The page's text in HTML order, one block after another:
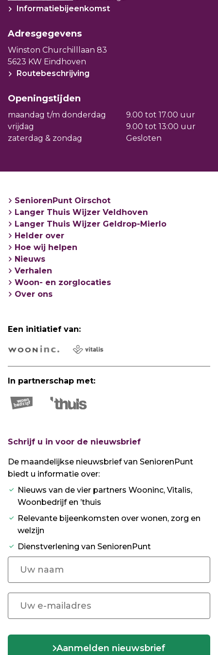
de directe omgeving.
Informatiebijeenkomst
Adresgegevens
Winston Churchilllaan 83
5623 KW Eindhoven
Routebeschrijving
Openingstijden
maandag t/m donderdag
9.00 tot 17.00 uur
vrijdag
9.00 tot 13:00 uur
zaterdag & zondag
Gesloten
SeniorenPunt Oirschot
Langer Thuis Wijzer Veldhoven
Langer Thuis Wijzer Geldrop-Mierlo
Helder over
Hoe wij helpen
Nieuws
Verhalen
Woon- en zorglocaties
Over ons
Een initiatief van:
In partnerschap met:
Schrijf u in voor de nieuwsbrief
De maandelijkse nieuwsbrief van SeniorenPunt
biedt u informatie over:
Nieuws van de vier partners Wooninc, Vitalis,
Woonbedrijf en ’thuis
Relevante bijeenkomsten over wonen, zorg en
welzijn
Dienstverlening van SeniorenPunt
Aanmelden nieuwsbrief